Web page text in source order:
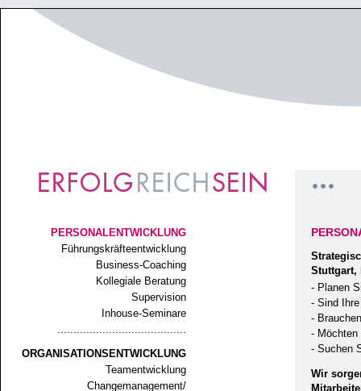
Stuttgart,
- Planen
- Sind
-
- Möchten
- Suchen
Wir
PERSONALENTWICKLUNG
Führungskräfteentwicklung
Business-Coaching
Kollegiale Beratung
Supervision
Inhouse-Seminare
........................................
ORGANISATIONSENTWICKLUNG
Teamentwicklung
Changemanagement/